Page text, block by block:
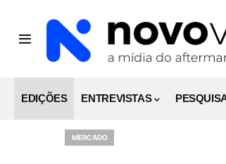
EDIÇÕES ENTREVISTAS
MERCADO